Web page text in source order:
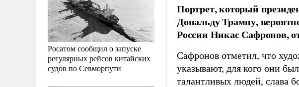
Росатом сообщил о запуске
регулярных рейсов китайских
судов по Севморпути
Портрет, который
Дональду Трампу,
России Никас Сафронов,
Сафронов отметил, что
указывают, для кого они
талантливых людей, слава